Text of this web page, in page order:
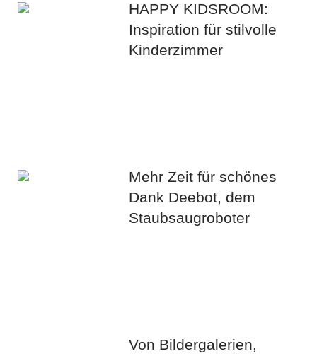
HAPPY KIDSROOM:
Inspiration für stilvolle
Kinderzimmer
Mehr Zeit für schönes
Dank Deebot, dem
Staubsaugroboter
Von Bildergalerien,